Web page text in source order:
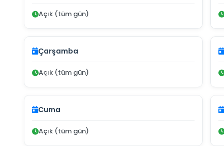
Açık (tüm gün)
Çarşamba
Açık (tüm gün)
Cuma
Açık (tüm gün)